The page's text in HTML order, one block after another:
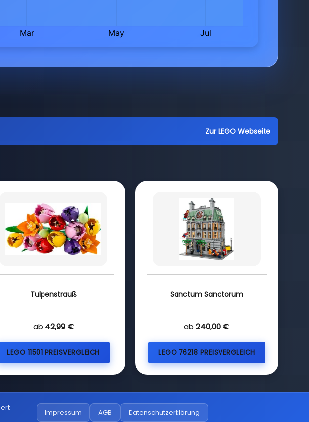
Zur LEGO Webseite
Tulpenstrauß
ab 42,99 €
LEGO 11501 PREISVERGLEICH
Sanctum Sanctorum
ab 240,00 €
LEGO 76218 PREISVERGLEICH
Impressum AGB Datenschutzerklärung